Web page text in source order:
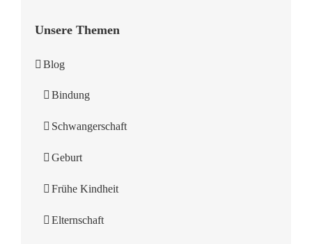
Unsere Themen
Blog
Bindung
Schwangerschaft
Geburt
Frühe Kindheit
Elternschaft